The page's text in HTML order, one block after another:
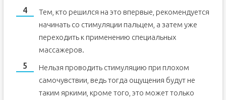
Тем, кто решился на это впервые, рекомендуется
начинать со стимуляции пальцем, а затем уже
переходить к применению специальных
массажеров.
Нельзя проводить стимуляцию при плохом
самочувствии, ведь тогда ощущения будут не
таким яркими, кроме того, это может только